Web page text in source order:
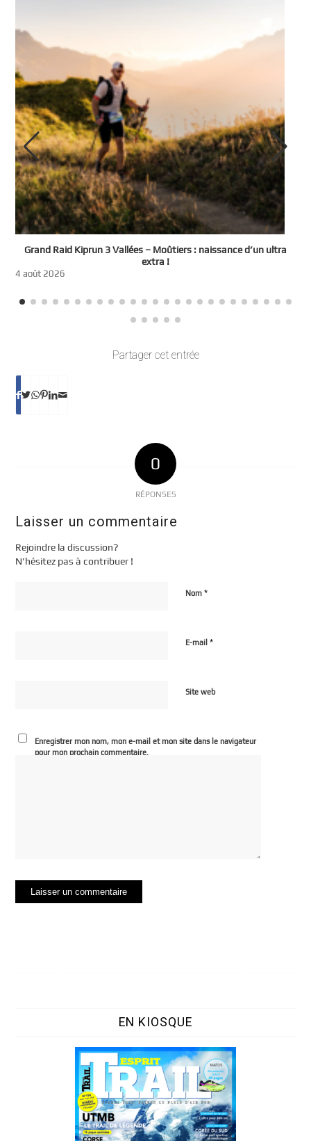
Grand Raid Kiprun 3 Vallées – Moûtiers : naissance d’un ultra
extra !
4 août 2026
Partager cet entrée
0
RÉPONSES
Laisser un commentaire
Rejoindre la discussion?
N’hésitez pas à contribuer !
Nom*
E-mail*
Site web
Enregistrer mon nom, mon e-mail et mon site dans le navigateur
pour mon prochain commentaire.
EN KIOSQUE